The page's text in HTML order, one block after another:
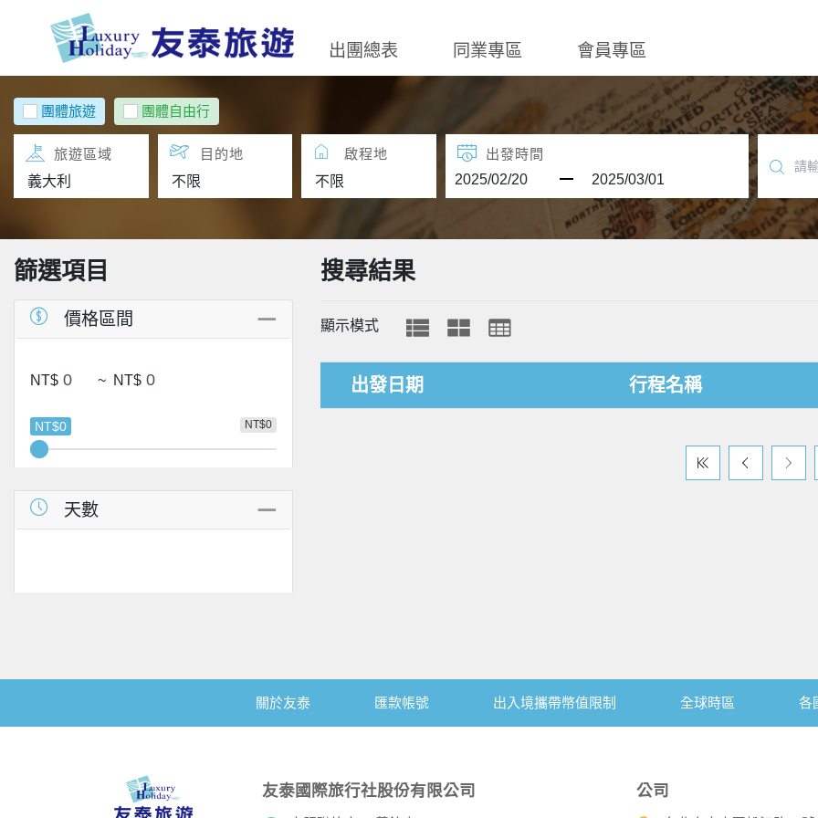
出團總表 同業專區 會員專區
團體旅遊 團體自由行
旅遊區域 目的地 啟程地 出發時間
篩選項目
價格區間
NT$ ~ NT$
NT$0
NT$0
天數
搜尋結果
顯示模式
出發日期 行程名稱
關於友泰 匯款帳號 出入境攜帶幣值限制 全球時區 各
友泰國際旅行社股份有限公司 公司